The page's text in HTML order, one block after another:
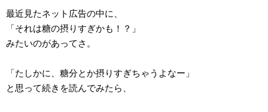
最近見たネット広告の中に、
「それは糖の摂りすぎかも！？」
みたいのがあってさ。
「たしかに、糖分とか摂りすぎちゃうよなー」
と思って続きを読んでみたら、